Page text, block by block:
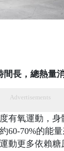
間長，總熱量
Advertisements
有氧運動，
60-70%的能量
動更多依賴